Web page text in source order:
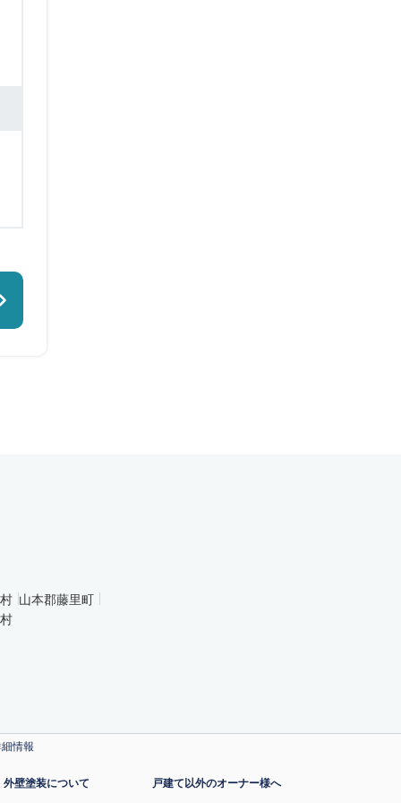
山本郡藤里町
情報
外壁塗装について 戸建て以外のオーナー様へ